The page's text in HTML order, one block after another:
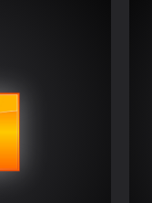
sunt strict
modulelor cookie
care dintre